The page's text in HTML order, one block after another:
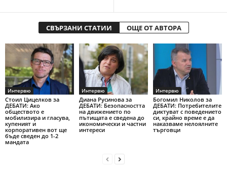
СВЪРЗАНИ СТАТИИ ОЩЕ ОТ АВТОРА
Интервю
Стоил Цицелков за
ДЕБАТИ: Ако
обществото е
мобилизира и гласува,
купеният и
корпоративен вот ще
бъде сведен до 1-2
мандата
Интервю
Диана Русинова за
ДЕБАТИ: Безопасността
на движението по
пътищата е сведена до
икономически и частни
интереси
Интервю
Богомил Николов за
ДЕБАТИ: Потребителите
диктуват с поведението
си, крайно време е да
наказваме нелоялните
търговци